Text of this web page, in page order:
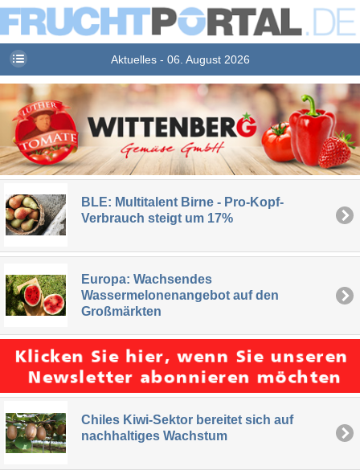
Aktuelles - 06. August 2026
BLE: Multitalent Birne - Pro-Kopf-
Verbrauch steigt um 17%
Europa: Wachsendes
Wassermelonenangebot auf den
Großmärkten
Chiles Kiwi-Sektor bereitet sich auf
nachhaltiges Wachstum